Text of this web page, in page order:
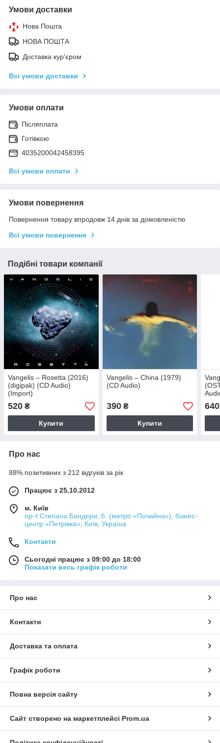
Умови доставки
Нова Пошта
НОВА ПОШТА
Доставка кур'єром
Всі умови доставки
Умови оплати
Післяплата
Готівкою
4035200042458395
Всі умови оплати
Умови повернення
Повернення товару впродовж 14 днів за домовленістю
Всі умови повернення
Подібні товари компанії
Vangelis – Rosetta (2016)
(digipak) (CD Audio)
(Import)
520 ₴
Купити
Vangelis – China (1979)
(CD Audio)
390₴
Купити
640
Про нас
88% позитивних з 212 відгуків за рік
Працює з 25.10.2012
м. Київ
пр-т Степана Бандери, 6. (метро «Почайна»), бізнес-
центр «Петрівка», Київ, Україна
Контакти
Сьогодні працює з 09:00 до 18:00
Показати весь графік роботи
Про нас
Контакти
Доставка та оплата
Графік роботи
Повна версія сайту
Сайт створено на маркетплейсі Prom.ua